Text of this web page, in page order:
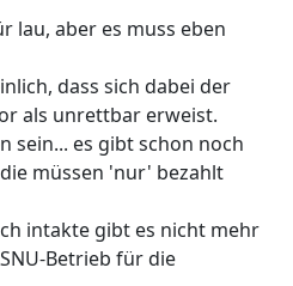
lau, aber es muss eben
dass sich dabei der
als unrettbar erweist.
sein... es gibt schon noch
müssen 'nur' bezahlt
intakte gibt es nicht mehr
Betrieb für die